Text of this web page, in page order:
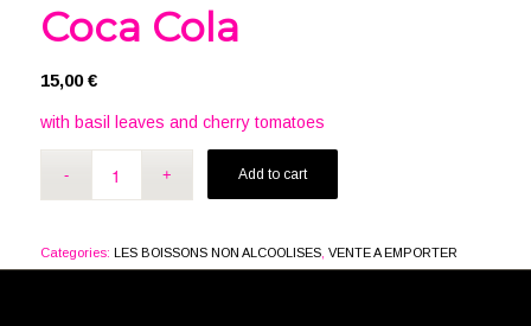
Coca Cola
15,00€
with basil leaves and cherry tomatoes
Add to cart
Categories: LES BOISSONS NON ALCOOLISES, VENTE A EMPORTER